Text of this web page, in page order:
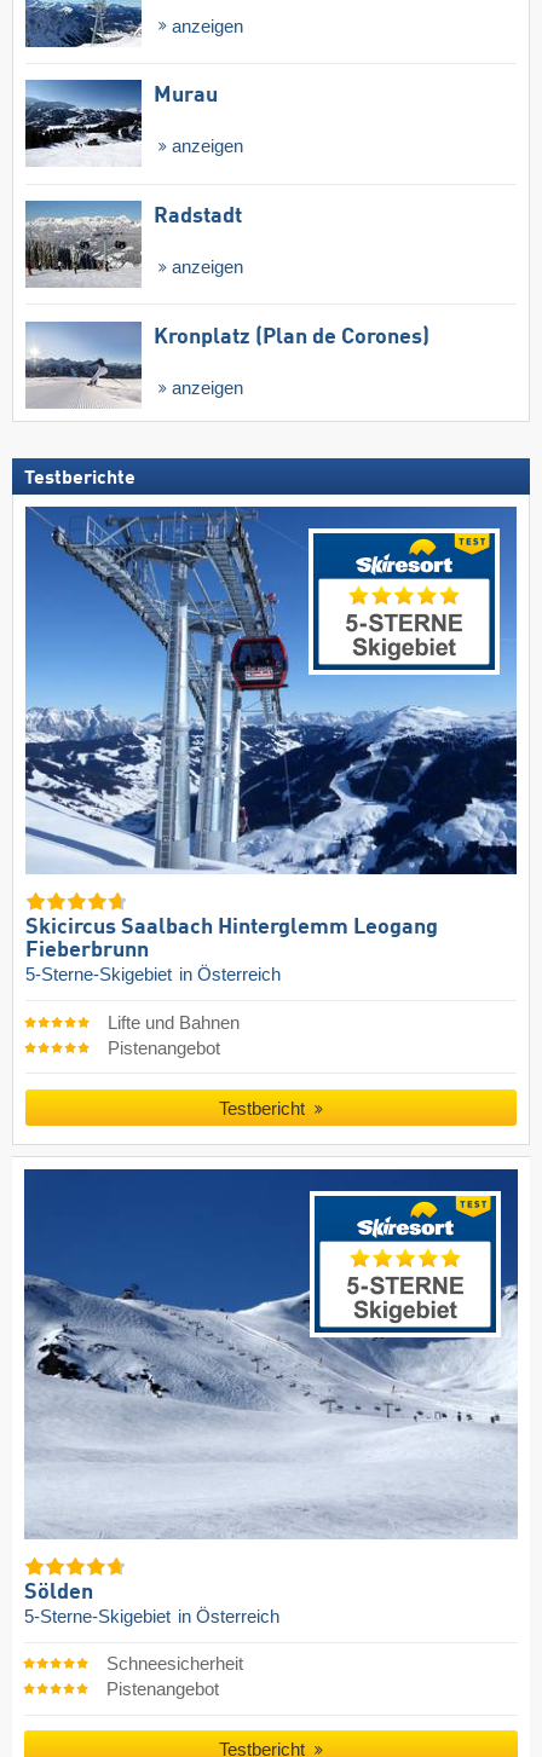
anzeigen
Murau
anzeigen
Radstadt
anzeigen
Kronplatz (Plan de Corones)
anzeigen
Testberichte
Skicircus Saalbach Hinterglemm Leogang
Fieberbrunn
5-Sterne-Skigebiet in Österreich
Lifte und Bahnen
Pistenangebot
Testbericht
Sölden
5-Sterne-Skigebiet in Österreich
Schneesicherheit
Pistenangebot
Testbericht